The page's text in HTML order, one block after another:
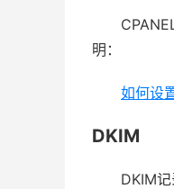
明：
如何设
DKIM
DKIM